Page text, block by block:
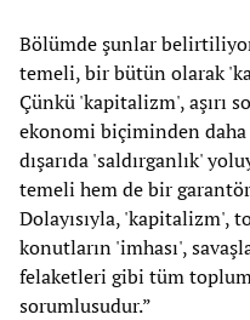
Bölümde şunlar
temeli, bir bütün olarak
Çünkü 'kapitalizm', aşırı
ekonomi biçiminden daha
dışarıda 'saldırganlık'
temeli hem de bir
Dolayısıyla, 'kapitalizm',
konutların 'imhası',
felaketleri gibi tüm
sorumlusudur.”